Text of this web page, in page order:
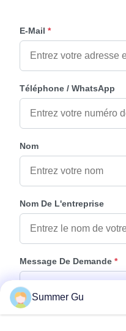
E-Mail *
Téléphone / WhatsApp
Nom
Nom De L'entreprise
Message De Demande *
Summer Gu